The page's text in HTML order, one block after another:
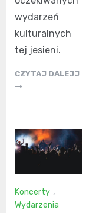
wydarzeń
kulturalnych
tej jesieni.
CZYTAJ DALEJJ
Koncerty ,
Wydarzenia